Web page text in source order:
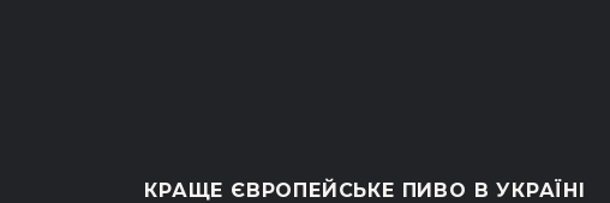
КРАЩЕ ЄВРОПЕЙСЬКЕ ПИВО В УКРАЇНІ